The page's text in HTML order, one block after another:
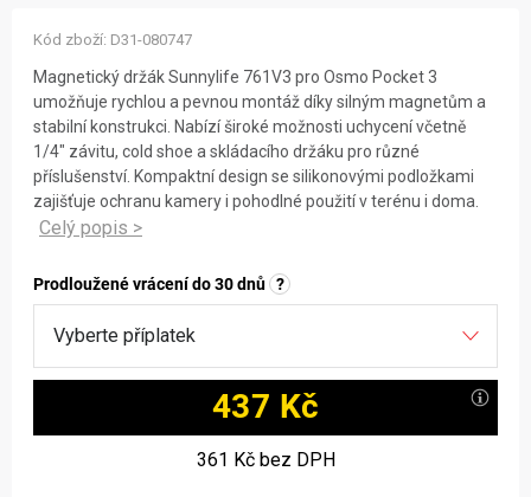
Magnetický držák Sunnylife 761V3 pro Osmo Pocket 3
umožňuje rychlou a pevnou montáž díky silným magnetům a
stabilní konstrukci. Nabízí široké možnosti uchycení včetně
1/4" závitu, cold shoe a skládacího držáku pro různé
příslušenství. Kompaktní design se silikonovými podložkami
zajišťuje ochranu kamery i pohodlné použití v terénu i doma.
Prodloužené vrácení do 30 dnů ?
437 Kč
361 Kčbez DPH
Kód zboží: D31-080747